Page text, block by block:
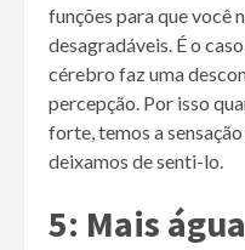
funções para que você
desagradáveis. É o
cérebro faz uma
percepção. Por isso
forte, temos a
deixamos de senti-lo.
5: Mais água